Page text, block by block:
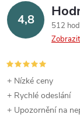
4,8
512
+ Nízké ceny
+ Rychlé odeslání
+ Upozornění na